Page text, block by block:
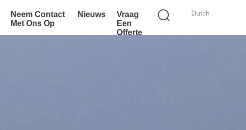
Dutch
Neem Contact
Met Ons Op
Nieuws
Vraag
Een
Offerte